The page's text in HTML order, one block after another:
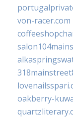
von-racer.com
oakberry-